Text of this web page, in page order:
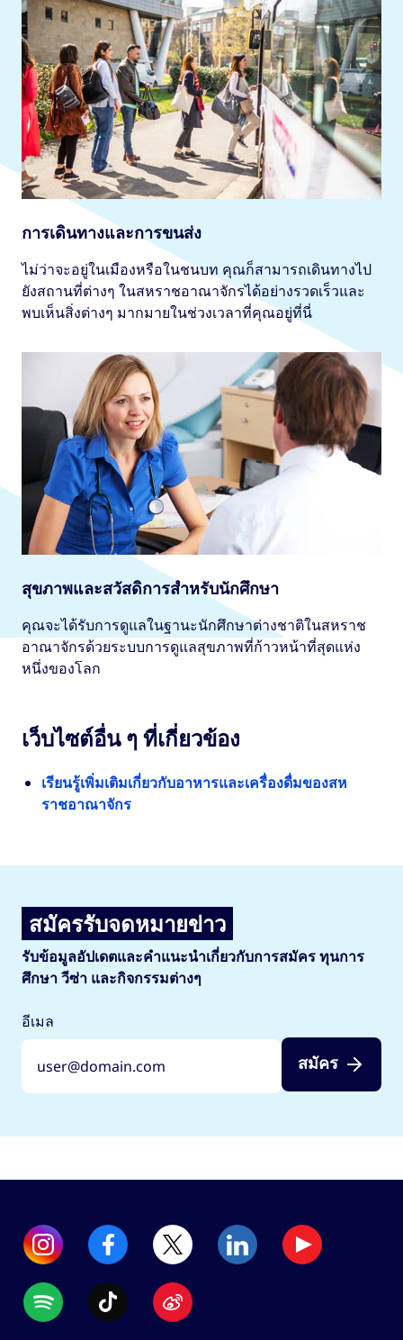
การเดินทางและการขนส่ง
ไม่ว่าจะอยู่ในเมืองหรือในชนบท คุณก็สามารถเดินทางไป
ยังสถานที่ต่างๆ ในสหราชอาณาจักรได้อย่างรวดเร็วและ
พบเห็นสิ่งต่างๆ มากมายในช่วงเวลาที่คุณอยู่ที่นี่
สุขภาพและสวัสดิการสำหรับนักศึกษา
คุณจะได้รับการดูแลในฐานะนักศึกษาต่างชาติในสหราช
อาณาจักรด้วยระบบการดูแลสุขภาพที่ก้าวหน้าที่สุดแห่ง
หนึ่งของโลก
เว็บไซต์อื่น ๆ ที่เกี่ยวข้อง
เรียนรู้เพิ่มเติมเกี่ยวกับอาหารและเครื่องดื่มของสห
ราชอาณาจักร
สมัครรับจดหมายข่าว
รับข้อมูลอัปเดตและคำแนะนำเกี่ยวกับการสมัคร ทุนการ
ศึกษา วีซ่า และกิจกรรมต่างๆ
อีเมล
สมัคร